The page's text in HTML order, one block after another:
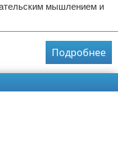
мышлением и
Подробнее